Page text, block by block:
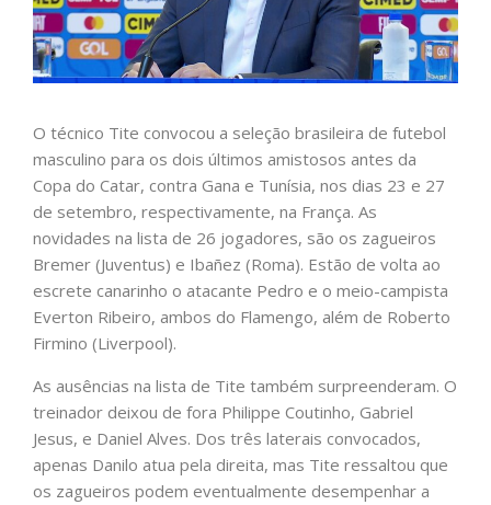
O técnico Tite convocou a seleção brasileira de futebol
masculino para os dois últimos amistosos antes da
Copa do Catar, contra Gana e Tunísia, nos dias 23 e 27
de setembro, respectivamente, na França. As
novidades na lista de 26 jogadores, são os zagueiros
Bremer (Juventus) e Ibañez (Roma). Estão de volta ao
escrete canarinho o atacante Pedro e o meio-campista
Everton Ribeiro, ambos do Flamengo, além de Roberto
Firmino (Liverpool).
As ausências na lista de Tite também surpreenderam. O
treinador deixou de fora Philippe Coutinho, Gabriel
Jesus, e Daniel Alves. Dos três laterais convocados,
apenas Danilo atua pela direita, mas Tite ressaltou que
os zagueiros podem eventualmente desempenhar a